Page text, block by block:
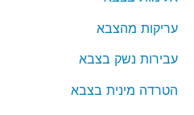
עריקות מהצבא
עבירות נשק בצבא
הטרדה מינית בצבא